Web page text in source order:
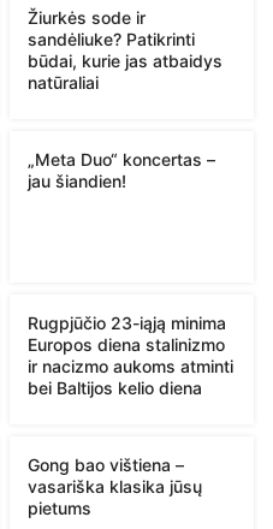
Žiurkės sode ir
sandėliuke? Patikrinti
būdai, kurie jas atbaidys
natūraliai
„Meta Duo“ koncertas –
jau šiandien!
Rugpjūčio 23-iąją minima
Europos diena stalinizmo
ir nacizmo aukoms atminti
bei Baltijos kelio diena
Gong bao vištiena –
vasariška klasika jūsų
pietums